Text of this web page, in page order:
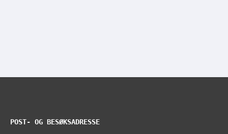
POST- OG BESØKSADRESSE